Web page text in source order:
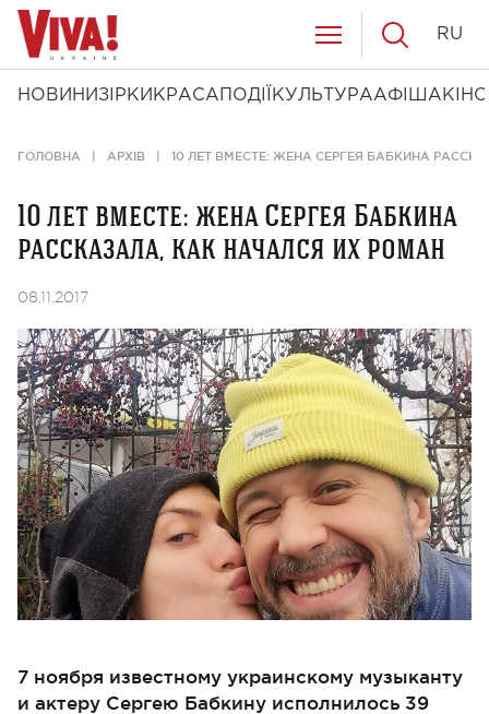
НОВИНИ ЗІРКИ КРАСА ПОДІЇ КУЛЬТУРААФІША КІНО
RU
ГОЛОВНА АРХІВ 10 ЛЕТ ВМЕСТЕ: ЖЕНА СЕРГЕЯ БАБКИНА
10 лет вместе: жена Сергея Бабкина
рассказала, как начался их роман
08.11.2017
7 ноября известному украинскому музыканту
и актеру Сергею Бабкину исполнилось 39